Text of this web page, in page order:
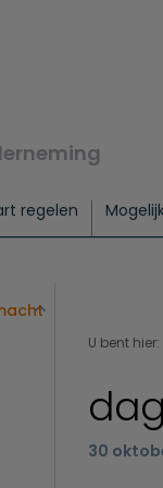
regelen
Basis
U bent hier:
30